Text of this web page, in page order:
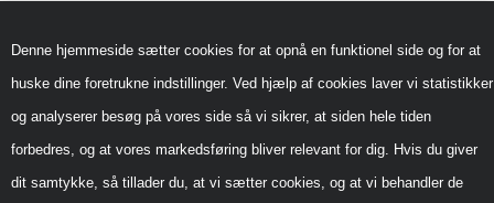
Denne hjemmeside sætter cookies for at opnå en funktionel side og for at
huske dine foretrukne indstillinger. Ved hjælp af cookies laver vi statistikker
og analyserer besøg på vores side så vi sikrer, at siden hele tiden
forbedres, og at vores markedsføring bliver relevant for dig. Hvis du giver
dit samtykke, så tillader du, at vi sætter cookies, og at vi behandler de
Inspiration
Sådan handler du hos os
Cookiepolitik